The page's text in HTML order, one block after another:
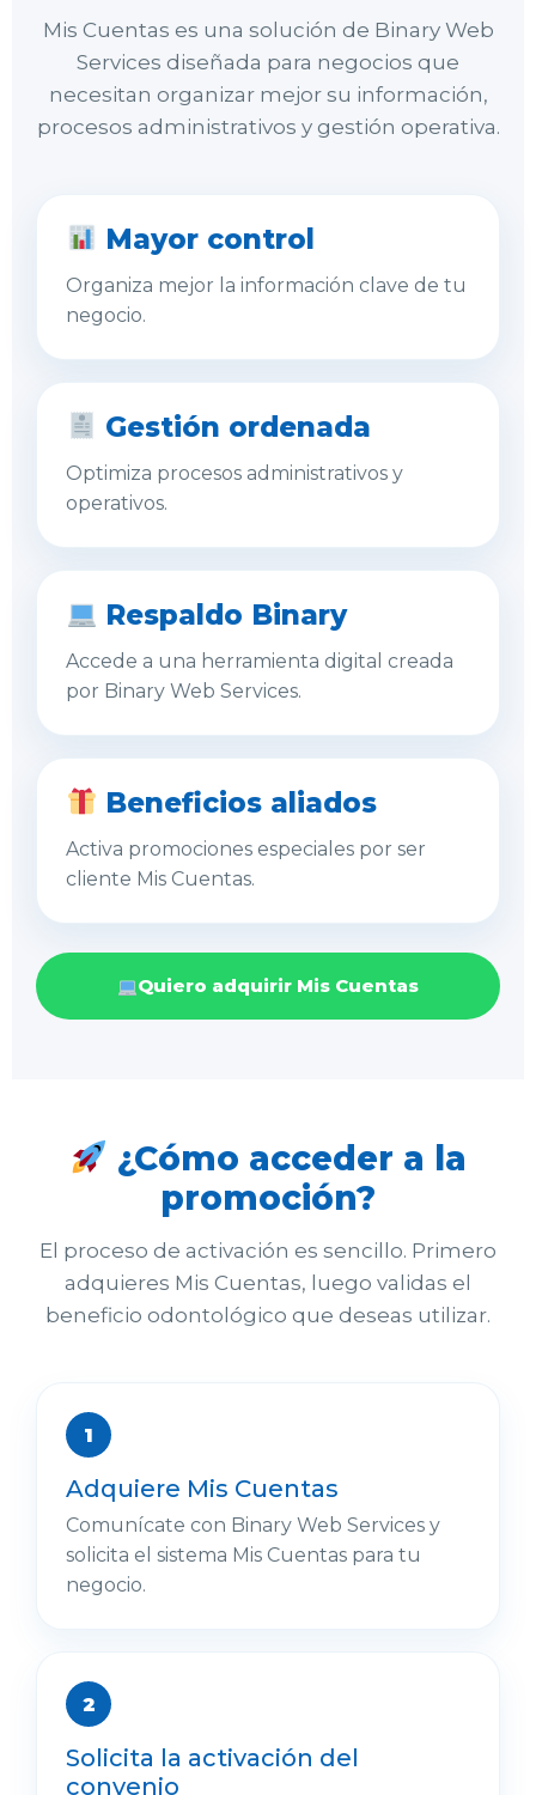
Mis Cuentas es una solución de Binary Web
Services diseñada para negocios que
necesitan organizar mejor su información,
procesos administrativos y gestión operativa.
Mayor control
Organiza mejor la información clave de tu
negocio.
Gestión ordenada
Optimiza procesos administrativos y
operativos.
Respaldo Binary
Accede a una herramienta digital creada
por Binary Web Services.
Beneficios aliados
Activa promociones especiales por ser
cliente Mis Cuentas.
Quiero adquirir Mis Cuentas
¿Cómo acceder a la
promoción?
El proceso de activación es sencillo. Primero
adquieres Mis Cuentas, luego validas el
beneficio odontológico que deseas utilizar.
Adquiere Mis Cuentas
Comunícate con Binary Web Services y
solicita el sistema Mis Cuentas para tu
negocio.
Solicita la activación del
convenio